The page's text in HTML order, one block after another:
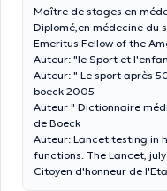
Maître de stages en
Diplomé,en médecine du
Emeritus Fellow of the
Auteur: " Le sport après
boeck 2005
Auteur " Dictionnaire médical de poche, Charles Thiebauld, Pierre Sprumont Editions
de Boeck
Auteur: Lancet testing in hypobaric chamber drug claimed to improve impaired brain
Citoyen d'honneur de